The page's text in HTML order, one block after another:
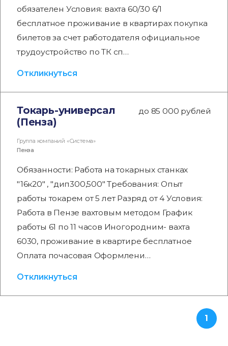
обязателен Условия: вахта 60/30 6/1
бесплатное проживание в квартирах покупка
билетов за счет работодателя официальное
трудоустройство по ТК сп…
Откликнуться
Токарь-универсал
(Пенза)
до 85 000 рублей
Группа компаний «Система»
Пенза
Обязанности: Работа на токарных станках
"16к20" , "дип300,500" Требования: Опыт
работы токарем от 5 лет Разряд от 4 Условия:
Работа в Пензе вахтовым методом График
работы 61 по 11 часов Иногородним- вахта
6030, проживание в квартире бесплатное
Оплата почасовая Оформлени…
Откликнуться
1